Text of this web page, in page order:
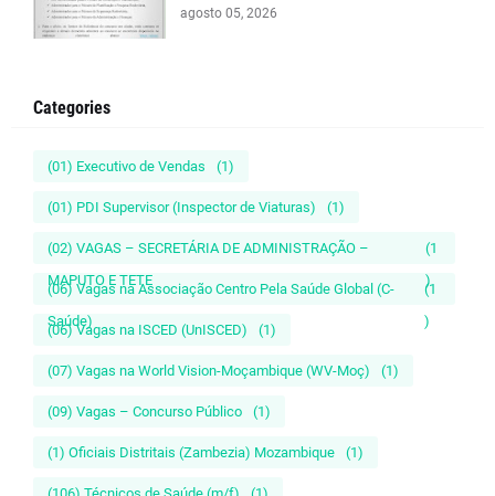
agosto 05, 2026
Categories
(01) Executivo de Vendas (1)
(01) PDI Supervisor (Inspector de Viaturas) (1)
(02) VAGAS – SECRETÁRIA DE ADMINISTRAÇÃO –
MAPUTO E TETE
(1
)
(06) Vagas na Associação Centro Pela Saúde Global (C-
Saúde)
(1
)
(06) Vagas na ISCED (UnISCED) (1)
(07) Vagas na World Vision-Moçambique (WV-Moç) (1)
(09) Vagas – Concurso Público (1)
(1) Oficiais Distritais (Zambezia) Mozambique (1)